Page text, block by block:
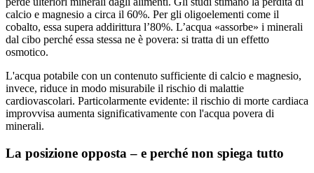
calcio e magnesio a circa il 60%. Per gli oligoelementi come il
cobalto, essa supera addirittura l’80%. L’acqua «assorbe» i minerali
dal cibo perché essa stessa ne è povera: si tratta di un effetto
osmotico.
L'acqua potabile con un contenuto sufficiente di calcio e magnesio,
invece, riduce in modo misurabile il rischio di malattie
cardiovascolari. Particolarmente evidente: il rischio di morte cardiaca
improvvisa aumenta significativamente con l'acqua povera di
minerali.
La posizione opposta – e perché non spiega tutto